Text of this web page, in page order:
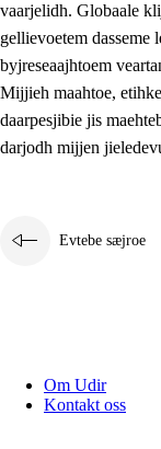
1.4
Eatnemem
1.6
vaarjelidh. Globaale
gellievoetem dasseme
byjreseaajhtoem
Mijjieh maahtoe,
daarpesjibie jis
darjodh mijjen
Evtebe sæjroe
Om Udir
Kontakt oss